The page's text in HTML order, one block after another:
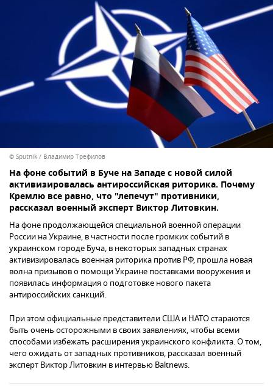
© Sputnik / Владимир Трефилов
На фоне событий в Буче на Западе с новой силой
активизировалась антироссийская риторика. Почему
Кремлю все равно, что "лепечут" противники,
рассказал военный эксперт Виктор Литовкин.
На фоне продолжающейся специальной военной операции
России на Украине, в частности после громких событий в
украинском городе Буча, в некоторых западных странах
активизировалась военная риторика против РФ, прошла новая
волна призывов о помощи Украине поставками вооружения и
появилась информация о подготовке нового пакета
антироссийских санкций.
При этом официальные представители США и НАТО стараются
быть очень осторожными в своих заявлениях, чтобы всеми
способами избежать расширения украинского конфликта. О том,
чего ожидать от западных противников, рассказал военный
эксперт Виктор Литовкин в интервью Baltnews.